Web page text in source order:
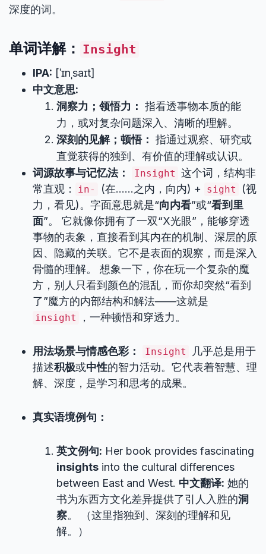
深度的词。
单词详解： Insight
IPA: [ˈɪnˌsaɪt]
中文意思:
洞察力；领悟力： 指看透事物本质的能
力，或对复杂问题深入、清晰的理解。
深刻的见解；顿悟： 指通过观察、研究或
直觉获得的独到、有价值的理解或认识。
词源故事与记忆法：
Insight 这个词，结构非
常直观：
in- (在……之内，向内) + sight
(视
力，看见)。字面意思就是“向内看”或“看到里
面”。 它就像你拥有了一双“X光眼”，能够穿透
事物的表象，直接看到其内在的机制、深层的原
因、隐藏的关联。它不是表面的观察，而是深入
骨髓的理解。 想象一下，你在玩一个复杂的魔
方，别人只看到颜色的混乱，而你却突然“看到
了”魔方的内部结构和解法——这就是
insight ，一种顿悟和穿透力。
用法场景与情感色彩： Insight
几乎总是用于
描述积极或中性的智力活动。它代表着智慧、理
解、深度，是学习和思考的成果。
真实语境例句：
英文例句: Her book provides fascinating
insights into the cultural differences
between East and West. 中文翻译: 她的
书为东西方文化差异提供了引人入胜的洞
察。 （这里指独到、深刻的理解和见
解。）